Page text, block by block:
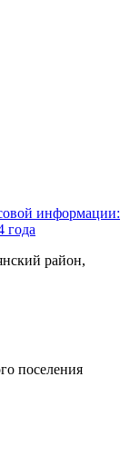
информации:
года
район,
поселения